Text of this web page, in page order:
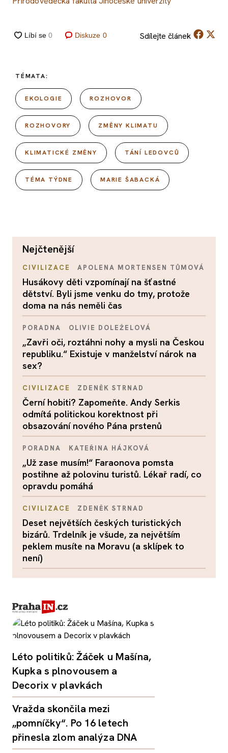
Diskuze 0 Sdílejte článek
TÉMATA:
EKOLOGIE ROZHOVOR
ROZHOVORY ZMĚNY KLIMATU
KLIMATICKÉ ZMĚNY TÁNÍ LEDOVCŮ
TÉMA TÝDNE MARIE ŠABACKÁ
nejčtenější
CIVILIZACE APOLENA MORTENSEN TŮMOVÁ
Husákovy děti vzpomínají na šťastné
dětství. Byli jsme venku do tmy, protože
doma na nás neměli čas
PORADNA OLIVIE DOLEŽELOVÁ
„Zavři oči, roztáhni nohy a mysli na Českou
republiku.“ Existuje v manželství nárok na
sex?
CIVILIZACE ZDENĚK STRNAD
Černí hobiti? Zapomeňte. Andy Serkis
odmítá politickou korektnost při
obsazování nového Pána prstenů
PORADNA KATEŘINA HÁJKOVÁ
„Už zase musím!“ Faraonova pomsta
postihne až polovinu turistů. Lékař radí, co
opravdu pomáhá
CIVILIZACE ZDENĚK STRNAD
Deset největších českých turistických
bizárů. Trdelník je všude, za největším
peklem musíte na Moravu (a sklípek to
není)
Léto politiků: Žáček u Mašína,
Kupka s plnovousem a
Decorix v plavkách
Vražda skončila mezi
„pomníčky“. Po 16 letech
přinesla zlom analýza DNA